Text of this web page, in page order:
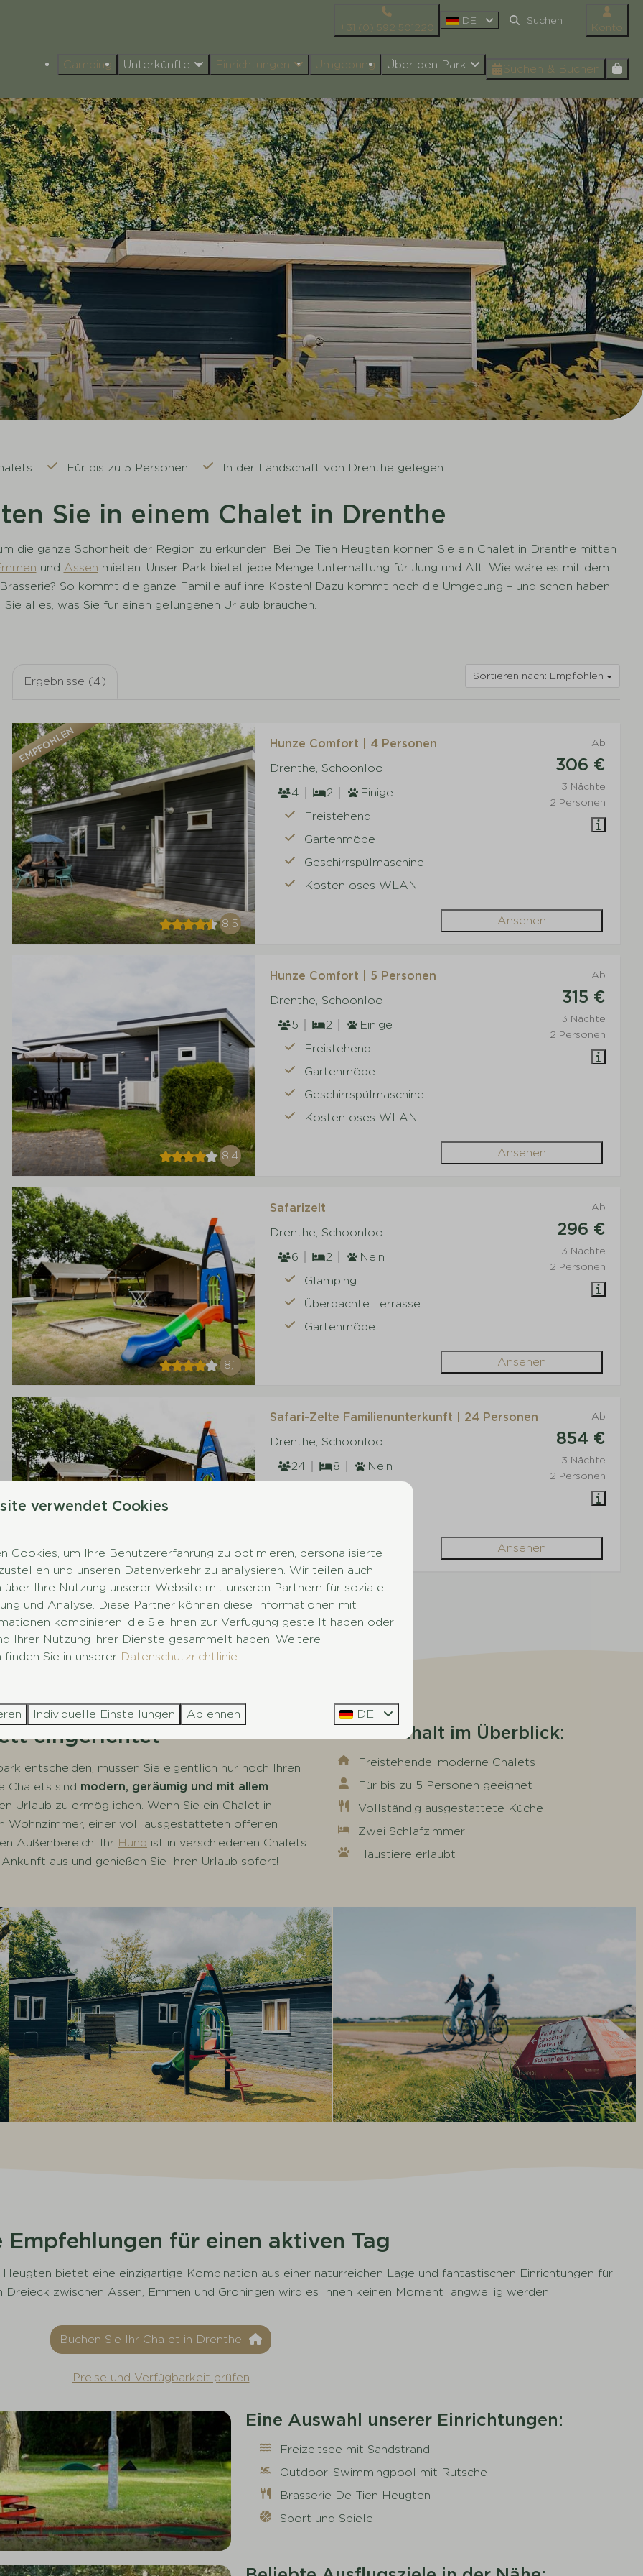
+31 (0) 592 501220
DE
Konto
Camping Unterkünfte Einrichtungen Umgebung Über den Park Suchen & Buchen
Für bis zu 5 Personen In der Landschaft von Drenthe gelegen
Sie in einem Chalet in Drenthe
die ganze Schönheit der Region zu erkunden. Bei De Tien Heugten können Sie ein Chalet in Drenthe mitten
und Assen mieten. Unser Park bietet jede Menge Unterhaltung für Jung und Alt. Wie wäre es mit dem
So kommt die ganze Familie auf ihre Kosten! Dazu kommt noch die Umgebung – und schon haben
Sie alles, was Sie für einen gelungenen Urlaub brauchen.
Sortieren nach: Empfohlen
Ergebnisse (4)
EMPFOHLEN
8,5
Ab
306 €
3 Nächte
2 Personen
Hunze Comfort | 4 Personen
Drenthe, Schoonloo
4
2
Einige
Freistehend
Gartenmöbel
Geschirrspülmaschine
Kostenloses WLAN
Ansehen
8,4
Ab
315 €
3 Nächte
2 Personen
Hunze Comfort | 5 Personen
Drenthe, Schoonloo
5
2
Einige
Freistehend
Gartenmöbel
Geschirrspülmaschine
Kostenloses WLAN
Ansehen
8,1
Ab
296 €
3 Nächte
2 Personen
Safarizelt
Drenthe, Schoonloo
6
2
Nein
Glamping
Überdachte Terrasse
Gartenmöbel
Ansehen
Ab
854 €
3 Nächte
2 Personen
Safari-Zelte Familienunterkunft | 24 Personen
Drenthe, Schoonloo
24
8
Nein
Ansehen
eingerichtet
entscheiden, müssen Sie eigentlich nur noch Ihren
Chalets sind modern, geräumig und mit allem
Urlaub zu ermöglichen. Wenn Sie ein Chalet in
Wohnzimmer, einer voll ausgestatteten offenen
Außenbereich. Ihr Hund ist in verschiedenen Chalets
aus und genießen Sie Ihren Urlaub sofort!
Ihr Aufenthalt im Überblick:
Freistehende, moderne Chalets
Für bis zu 5 Personen geeignet
Vollständig ausgestattete Küche
Zwei Schlafzimmer
Haustiere erlaubt
Empfehlungen für einen aktiven Tag
bietet eine einzigartige Kombination aus einer naturreichen Lage und fantastischen Einrichtungen für
zwischen Assen, Emmen und Groningen wird es Ihnen keinen Moment langweilig werden.
Buchen Sie Ihr Chalet in Drenthe
Preise und Verfügbarkeit prüfen
Eine Auswahl unserer Einrichtungen:
Freizeitsee mit Sandstrand
Outdoor-Swimmingpool mit Rutsche
Brasserie De Tien Heugten
Sport und Spiele
verwendet Cookies
Cookies, um Ihre Benutzererfahrung zu optimieren, personalisierte
und unseren Datenverkehr zu analysieren. Wir teilen auch
über Ihre Nutzung unserer Website mit unseren Partnern für soziale
und Analyse. Diese Partner können diese Informationen mit
kombinieren, die Sie ihnen zur Verfügung gestellt haben oder
Ihrer Nutzung ihrer Dienste gesammelt haben. Weitere
Sie in unserer Datenschutzrichtlinie
Individuelle Einstellungen Ablehnen DE